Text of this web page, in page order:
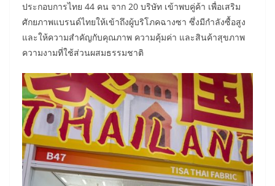
ประกอบการไทย 44 คน จาก 20 บริษัท เข้าพบคู่ค้า เพื่อเสริม
ศักยภาพแบรนด์ไทยให้เข้าถึงผู้บริโภคฉางซา ซึ่งมีกำลังซื้อสูง
และให้ความสำคัญกับคุณภาพ ความคุ้มค่า และสินค้าสุขภาพ
ความงามที่ใช้ส่วนผสมธรรมชาติ